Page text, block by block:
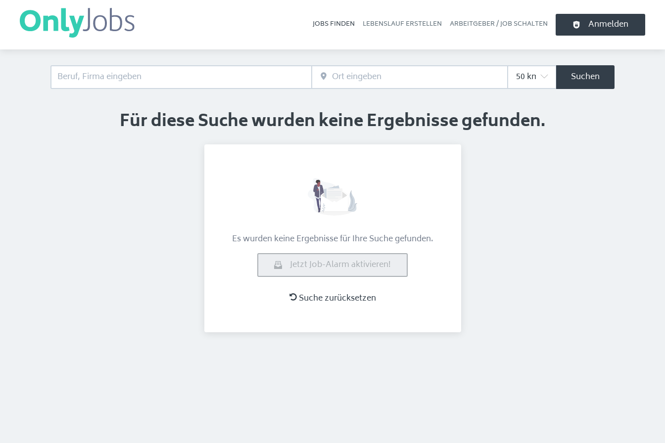
Haupt-Navigation
JOBS FINDEN LEBENSLAUF ERSTELLEN ARBEITGEBER / JOB SCHALTEN Anmelden
Suchen
Für diese Suche wurden keine Ergebnisse gefunden.
Es wurden keine Ergebnisse für Ihre Suche gefunden.
Jetzt Job-Alarm aktivieren!
Suche zurücksetzen